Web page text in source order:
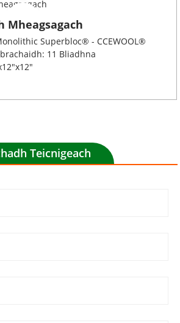
Mheagsagach
Superbloc® - CCEWOOL®
11 Bliadhna
Teicnigeach